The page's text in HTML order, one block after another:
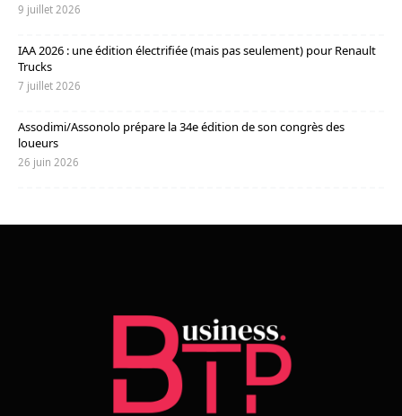
9 juillet 2026
IAA 2026 : une édition électrifiée (mais pas seulement) pour Renault
Trucks
7 juillet 2026
Assodimi/Assonolo prépare la 34e édition de son congrès des
loueurs
26 juin 2026